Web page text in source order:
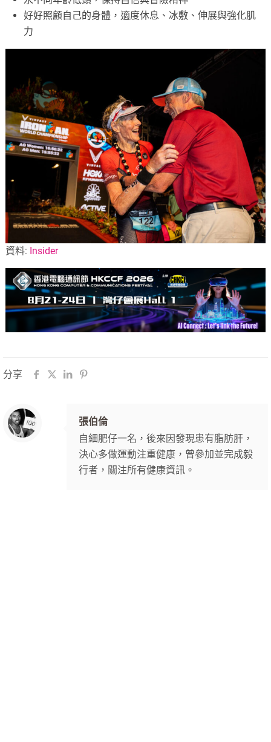
好好照顧自己的身體，適度休息、冰敷、伸展與強化肌
力
資料: Insider
分享
張伯倫
自細肥仔一名，後來因發現患有脂肪肝，
決心多做運動注重健康，曾參加並完成毅
行者，關注所有健康資訊。